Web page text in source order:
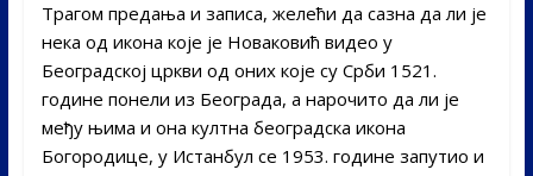
Трагом предања и записа, желећи да сазна да ли је
нека од икона које је Новаковић видео у
Београдској цркви од оних које су Срби 1521.
године понели из Београда, а нарочито да ли је
међу њима и она култна београдска икона
Богородице, у Истанбул се 1953. године запутио и